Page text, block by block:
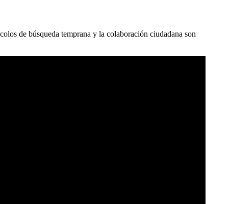
de búsqueda temprana y la colaboración ciudadana son